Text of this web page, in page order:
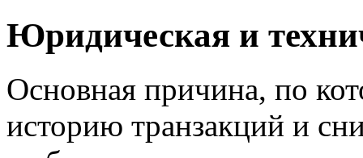
Юридическая и
Основная причина, по
историю транзакций и